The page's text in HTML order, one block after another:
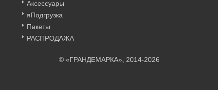
Аксессуары
яПодгрузка
Пакеты
РАСПРОДАЖА
© «ГРАНДЕМАРКА», 2014-2026